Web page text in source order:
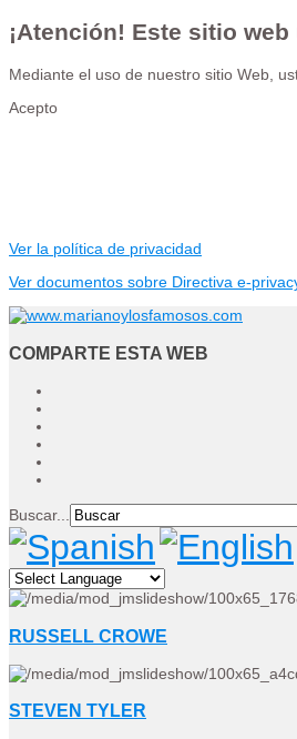
¡Atención! Este sitio
Mediante el uso de nuestro sitio Web,
Acepto
Ver la política de privacidad
Ver documentos sobre Directiva e-
COMPARTE ESTA WEB
Buscar...
RUSSELL CROWE
STEVEN TYLER